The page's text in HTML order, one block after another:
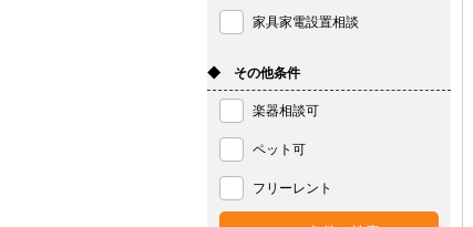
家具家電設置相談
◆ その他条件
楽器相談可
ペット可
フリーレント